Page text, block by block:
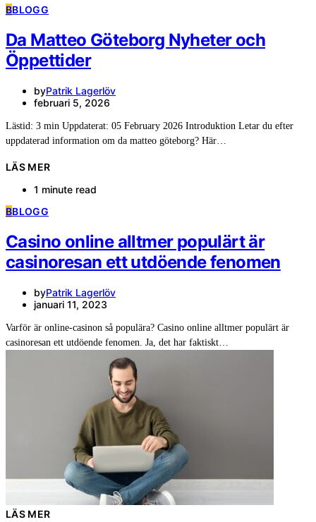
BBLOGG
Da Matteo Göteborg Nyheter och
Öppettider
byPatrik Lagerlöv
februari 5, 2026
Lästid: 3 min Uppdaterat: 05 February 2026 Introduktion Letar du efter
uppdaterad information om da matteo göteborg? Här…
LÄS MER
1 minute read
BBLOGG
Casino online alltmer populärt är
casinoresan ett utdöende fenomen
byPatrik Lagerlöv
januari 11, 2023
Varför är online-casinon så populära? Casino online alltmer populärt är
casinoresan ett utdöende fenomen. Ja, det har faktiskt…
LÄS MER